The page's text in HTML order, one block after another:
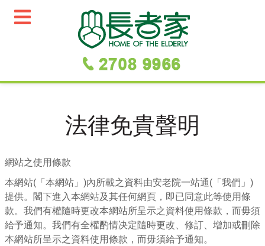
法律免貴聲明
網站之使用條款
本網站(「本網站」)內所載之資料由安老院一站通(「我們」)
提供。閣下進入本網站及其任何網頁，即已同意此等使用條
款。我們有權隨時更改本網站所呈示之資料使用條款，而毋須
給予通知。我們有全權酌情决定隨時更改、修訂、增加或刪除
本網站所呈示之資料使用條款，而毋須給予通知。